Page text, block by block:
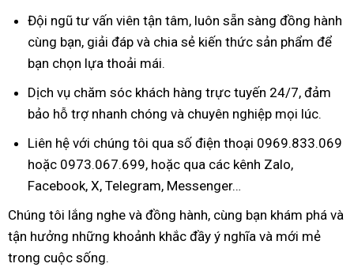
Đội ngũ tư vấn viên tận tâm, luôn sẵn sàng đồng hành
cùng bạn, giải đáp và chia sẻ kiến thức sản phẩm để
bạn chọn lựa thoải mái.
Dịch vụ chăm sóc khách hàng trực tuyến 24/7, đảm
bảo hỗ trợ nhanh chóng và chuyên nghiệp mọi lúc.
Liên hệ với chúng tôi qua số điện thoại 0969.833.069
hoặc 0973.067.699, hoặc qua các kênh Zalo,
Facebook, X, Telegram, Messenger…
Chúng tôi lắng nghe và đồng hành, cùng bạn khám phá và
tận hưởng những khoảnh khắc đầy ý nghĩa và mới mẻ
trong cuộc sống.